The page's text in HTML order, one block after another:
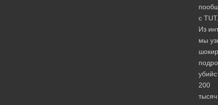
с
Из
мы
200
тысяч